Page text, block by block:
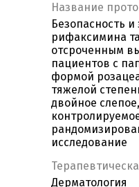
Название
Безопасность
рифаксимина
отсроченным
пациентов с
формой
тяжелой
двойное
исследование
Дерматология